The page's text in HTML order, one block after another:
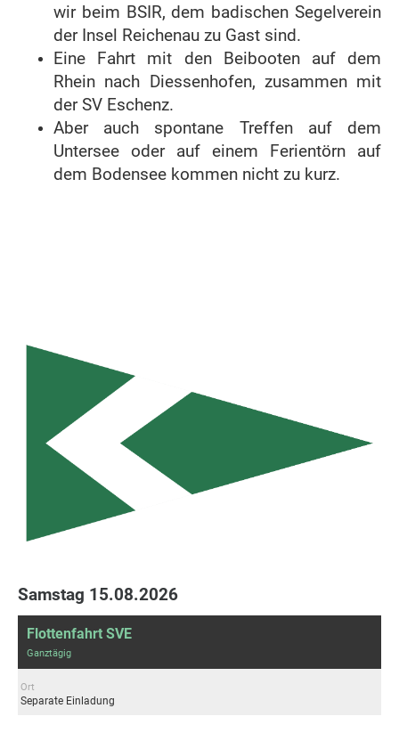
wir beim BSIR, dem badischen Segelverein
der Insel Reichenau zu Gast sind.
Eine Fahrt mit den Beibooten auf dem
Rhein nach Diessenhofen, zusammen mit
der SV Eschenz.
Aber auch spontane Treffen auf dem
Untersee oder auf einem Ferientörn auf
dem Bodensee kommen nicht zu kurz.
Samstag 15.08.2026
Flottenfahrt SVE
Ganztägig
Ort
Separate Einladung